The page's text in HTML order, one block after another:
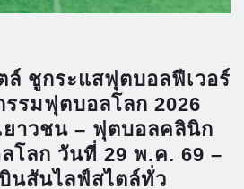
ล์ ชูกระแสฟุตบอลฟีเวอร์
รมฟุตบอลโลก 2026
ยาวชน – ฟุตบอลคลินิก
โลก วันที่ 29 พ.ค. 69 –
นสันไลฟ์สไตล์ทั่ว